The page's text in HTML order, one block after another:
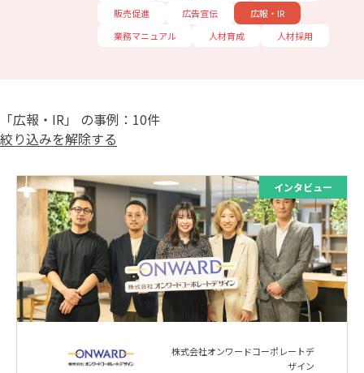
販売促進
広告宣伝
広報・IR
業務マニュアル
人材育成 人材採用
「広報・IR」 の事例：10件
絞り込みを解除する
株式会社オンワードコーポレートデ
ザイン